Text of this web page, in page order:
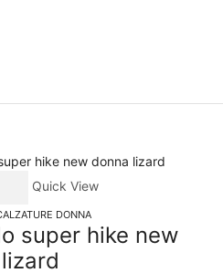
Quick View
DONNA
super hike new